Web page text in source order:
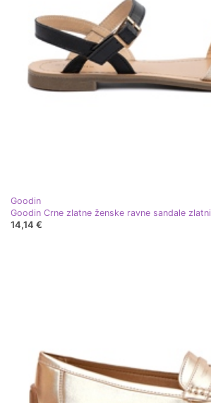
Goodin
Goodin Crne zlatne ženske ravne sandale zlatni
14,14 €